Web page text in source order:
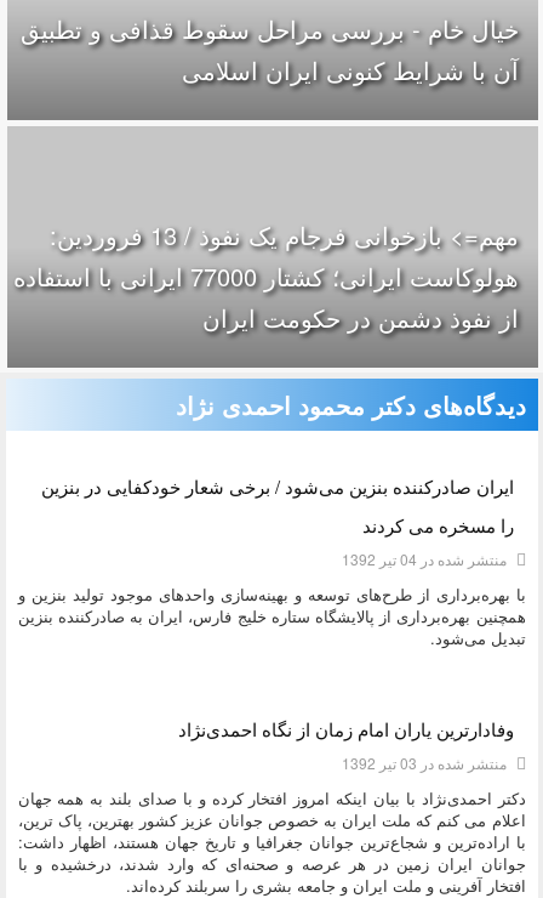
خیال خام - بررسی مراحل سقوط قذافی و تطبیق
آن با شرایط کنونی ایران اسلامی
مهم=> بازخوانی فرجام یک نفوذ / 13 فروردین:
هولوکاست ایرانی؛ کشتار 77000 ایرانی با استفاده
از نفوذ دشمن در حکومت ایران
دیدگاه‌های دکتر محمود احمدی نژاد
ایران صادرکننده بنزین می‌شود / برخی شعار خودکفایی در بنزین
را مسخره می کردند
منتشر شده در 04 تیر 1392
با بهره‌برداری از طرح‌های توسعه و بهینه‌سازی واحدهای موجود تولید بنزین و
همچنین بهره‌برداری از پالایشگاه ستاره خلیج فارس، ایران به صادرکننده بنزین
تبدیل می‌شود.
وفادارترین یاران امام زمان از نگاه احمدی‌نژاد
منتشر شده در 03 تیر 1392
دکتر احمدی‌نژاد با بیان اینکه امروز افتخار کرده و با صدای بلند به همه جهان
اعلام می کنم که ملت ایران به خصوص جوانان عزیز کشور بهترین، پاک ترین،
با اراده‌ترین و شجاع‌ترین جوانان جغرافیا و تاریخ جهان هستند، اظهار داشت:
جوانان ایران زمین در هر عرصه و صحنه‌ای که وارد شدند، درخشیده و با
افتخار آفرینی و ملت ایران و جامعه بشری را سربلند کرده‌اند.